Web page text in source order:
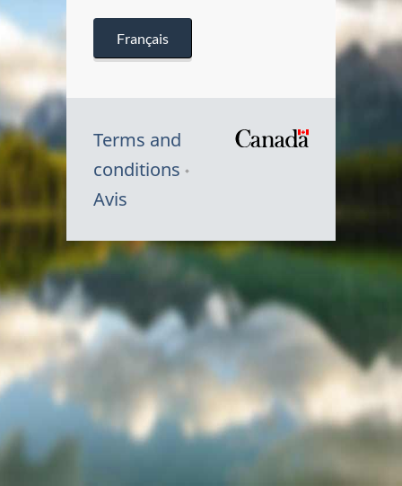
Français
Terms and
conditions
Avis
Symbole
du